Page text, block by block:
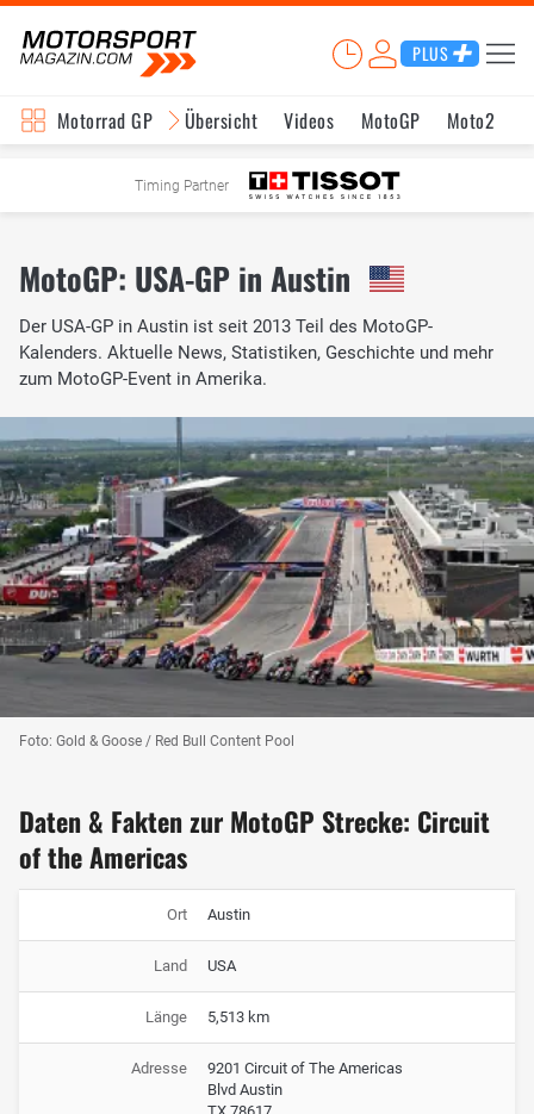
PLUS
Motorrad GP Übersicht Videos MotoGP Moto2
Timing Partner
MotoGP: USA-GP in Austin
Der USA-GP in Austin ist seit 2013 Teil des MotoGP-
Kalenders. Aktuelle News, Statistiken, Geschichte und mehr
zum MotoGP-Event in Amerika.
Foto: Gold & Goose / Red Bull Content Pool
Daten & Fakten zur MotoGP Strecke: Circuit
of the Americas
Ort Austin
Land USA
Länge 5,513 km
Adresse
9201 Circuit of The Americas
Blvd Austin